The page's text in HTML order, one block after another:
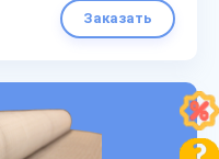
Заказать